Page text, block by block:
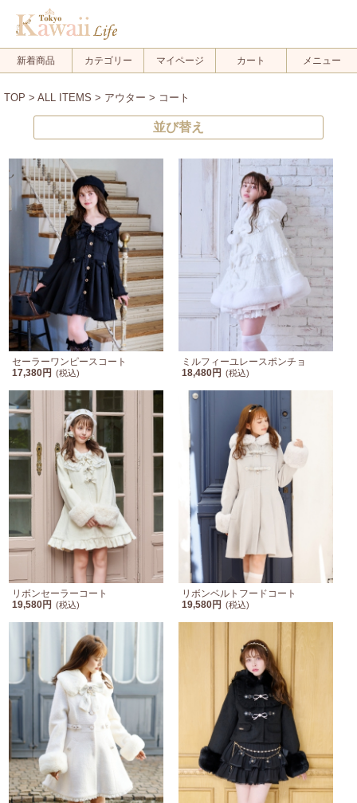
新着商品 カテゴリー マイページ カート メニュー
TOP > ALL ITEMS > アウター > コート
並び替え
セーラーワンピースコート
17,380円
(税込)
ミルフィーユレースポンチョ
18,480円 (税込)
リボンセーラーコート
19,580円
(税込)
リボンベルトフードコート
19,580円 (税込)